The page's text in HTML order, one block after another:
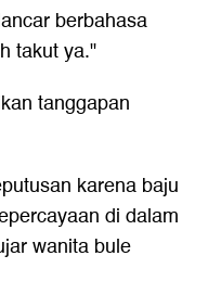
berbahasa
takut ya."
tanggapan
karena baju
di dalam
wanita bule